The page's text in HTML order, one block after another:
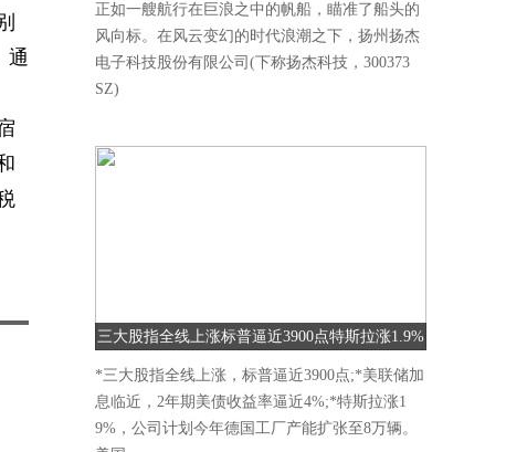
通
正如一艘航行在巨浪之中的帆船，瞄准了船头的
风向标。在风云变幻的时代浪潮之下，扬州扬杰
电子科技股份有限公司(下称扬杰科技，300373
SZ)
三大股指全线上涨标普逼近3900点特斯拉涨1.9%
*三大股指全线上涨，标普逼近3900点;*美联储加
息临近，2年期美债收益率逼近4%;*特斯拉涨1
9%，公司计划今年德国工厂产能扩张至8万辆。